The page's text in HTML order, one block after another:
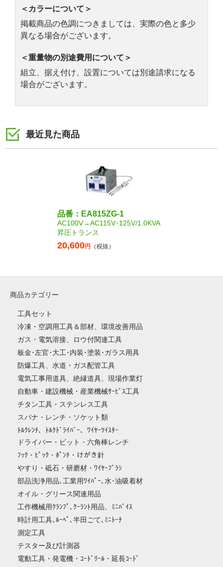
＜カラーについて＞
掲載商品の色調につきましては、実際の色と多少
異なる場合がございます。
＜重量物の別途費用について＞
組立、据え付け、設置については別途請求になる
場合がございます。
最近見た商品
品番：EA815ZG-1
AC100V→AC115V･125V/1.0KVA
昇圧トランス
20,600円 （税抜）
商品カテゴリー
工具セット
冷凍・空調用工具＆部材、環境改善用品
ガス・電気溶接、ロウ付関連工具
板金･左官･大工･内装･塗装･ガラス用具
防爆工具、水道・ガス配管工具
電気工事用道具、絶縁道具、現場作業灯
自動車・建設機械・産業機械ｻｰﾋﾞｽ工具
チタン工具・ステンレス工具
スパナ・レンチ・ソケット類
ﾄﾙｸﾚﾝﾁ、ﾄﾙｸﾄﾞﾗｲﾊﾞｰ、ﾜｲﾔｰﾂｲｽﾀｰ
ドライバー・ビット・六角棒レンチ
ﾌｯｸ・ﾋﾟｯｸ・ﾎﾟﾝﾁ・けがき針
やすり・砥石・研磨材・ﾜｲﾔｰﾌﾞﾗｼ
部品洗浄用品､工業用ﾜｲﾊﾟｰ､水･油吸着材
オイル・グリース関連用品
工作機械用ｸﾗﾝﾌﾟ､ｸｰﾗﾝﾄ用品、ﾐﾆﾊﾞｲｽ
時計用工具､ﾙｰﾍﾟ､半田ごて､ﾐﾆﾄｰﾁ
測定工具
テスター及び計測器
電動工具・発電機・ｺｰﾄﾞﾘｰﾙ・延長ｺｰﾄﾞ